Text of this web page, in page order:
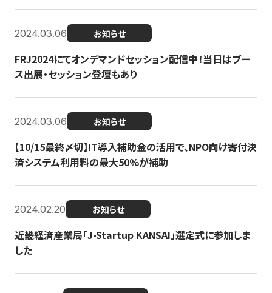
2024.03.06 お知らせ
FRJ2024にてオンデマンドセッション配信中！当日はブー
ス出展・セッション登壇もあり
2024.03.06 お知らせ
【10/15最終〆切】IT導入補助金の活用で、NPO向け寄付決
済システム利用料の最大50%が補助
2024.02.20 お知らせ
近畿経済産業局「J-Startup KANSAI」選定式に参加しま
した